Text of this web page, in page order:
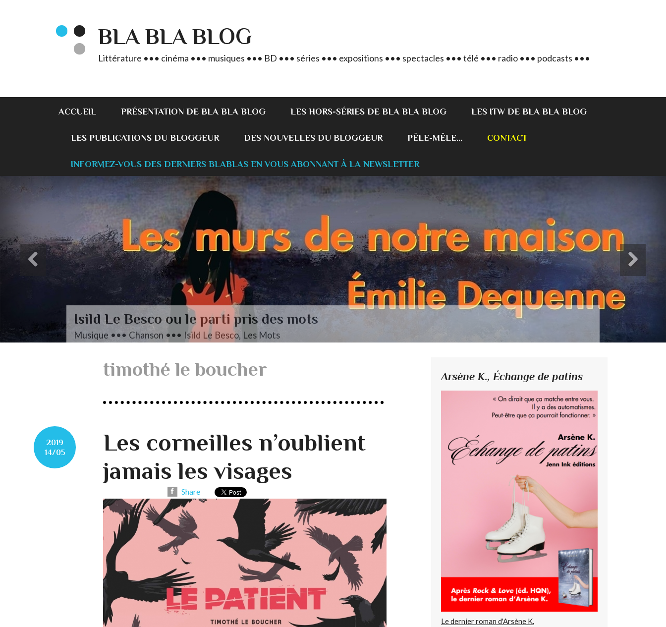
BLA BLA BLOG
Littérature ••• cinéma ••• musiques ••• BD ••• séries ••• expositions ••• spectacles ••• télé ••• radio ••• podcasts •••
ACCUEIL PRÉSENTATION DE BLA BLA BLOG LES HORS-SÉRIES DE BLA BLA BLOG LES ITW DE BLA BLA BLOG
LES PUBLICATIONS DU BLOGGEUR DES NOUVELLES DU BLOGGEUR PÊLE-MÊLE... CONTACT
INFORMEZ-VOUS DES DERNIERS BLABLAS EN VOUS ABONNANT À LA NEWSLETTER
L’autre Mendelssohn
Musique ••• Classique ••• Fanny Mendelssohn, Das Jahr
timothé le boucher
2019
14/05
Les corneilles n’oublient
jamais les visages
Share
Arsène K., Échange de patins
Le dernier roman d'Arsène K.